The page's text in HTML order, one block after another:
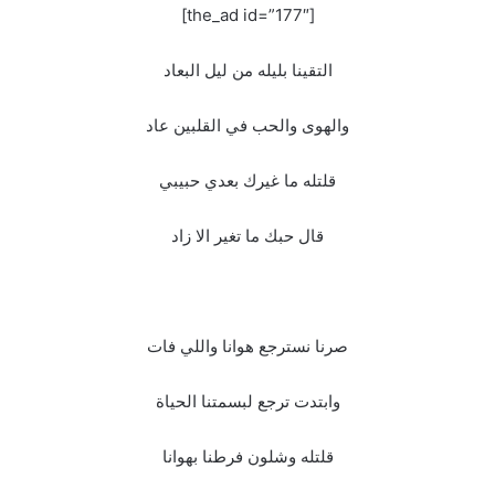
[the_ad id=”177″]
التقينا بليله من ليل البعاد
والهوى والحب في القلبين عاد
قلتله ما غيرك بعدي حبيبي
قال حبك ما تغير الا زاد
صرنا نسترجع هوانا واللي فات
وابتدت ترجع لبسمتنا الحياة
قلتله وشلون فرطنا بهوانا